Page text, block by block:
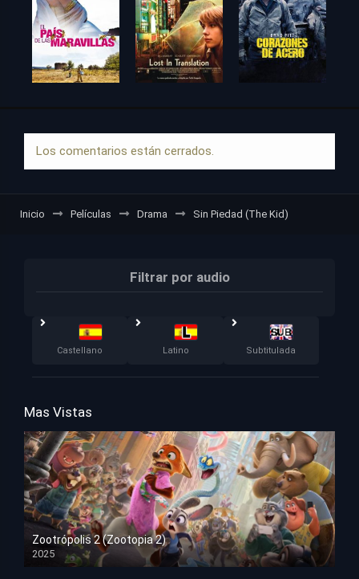
Los comentarios están cerrados.
Inicio Películas Drama Sin Piedad (The Kid)
Filtrar por audio
Castellano Latino Subtitulada
Mas Vistas
Zootrópolis 2 (Zootopia 2)
2025
HD 1080p